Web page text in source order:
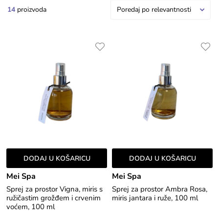
14 proizvoda Poredaj po relevantnosti
DODAJ U KOŠARICU
Mei Spa
Sprej za prostor Vigna, miris s
ružičastim grožđem i crvenim
voćem, 100 ml
DODAJ U KOŠARICU
Mei Spa
Sprej za prostor Ambra Rosa,
miris jantara i ruže, 100 ml